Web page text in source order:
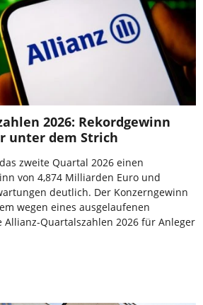
2026: Rekordgewinn
unter dem Strich
zweite Quartal 2026 einen
von 4,874 Milliarden Euro und
deutlich. Der Konzerngewinn
wegen eines ausgelaufenen
Allianz-Quartalszahlen 2026 für Anleger